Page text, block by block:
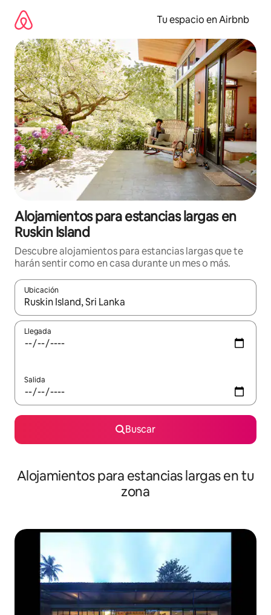
contenido
Tu espacio en Airbnb
Alojamientos para estancias largas en
Ruskin Island
Descubre alojamientos para estancias largas que te
harán sentir como en casa durante un mes o más.
Ubicación
Cuando los resultados estén disponibles, podrás navegar
Llegada
Salida
Buscar
Alojamientos para estancias largas en tu
zona